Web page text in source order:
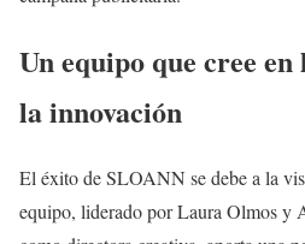
Un equipo que cree
la innovación
El éxito de SLOANN se debe a la
equipo, liderado por Laura Olmos y